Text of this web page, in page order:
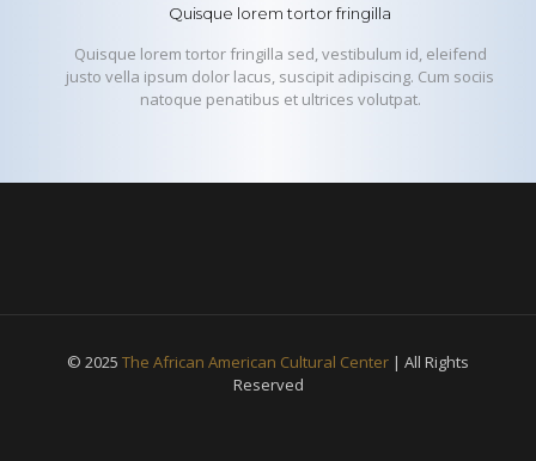
Quisque lorem tortor fringilla
Quisque lorem tortor fringilla sed, vestibulum id, eleifend
justo vella ipsum dolor lacus, suscipit adipiscing. Cum sociis
natoque penatibus et ultrices volutpat.
© 2025 The African American Cultural Center | All Rights
Reserved